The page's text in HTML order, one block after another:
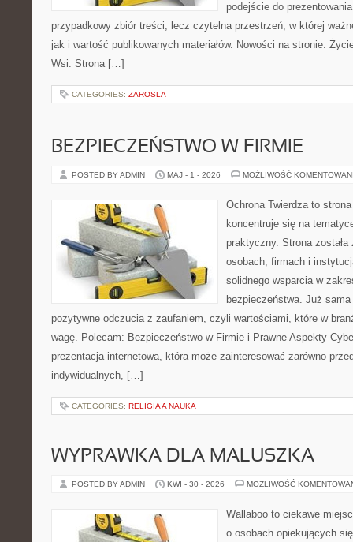
podejście do
przypadkowy zbiór treści, lecz czytelna przestrzeń, w której
jak i wartość publikowanych materiałów. Nowości na stronie:
Wsi. Strona […]
CATEGORIES: ZAROSLA
BEZPIECZEŃSTWO W FIRMIE
POSTED BY ADMIN MAJ - 1 - 2026 MOŻLIWOŚĆ
Ochrona Twierdza to
koncentruje się na
praktyczny. Strona
osobach, firmach i
solidnego wsparcia w
bezpieczeństwa. Już
pozytywne odczucia z zaufaniem, czyli wartościami, które w
wagę. Polecam: Bezpieczeństwo w Firmie i Prawne Aspekty
prezentacja internetowa, która może zainteresować zarówno
indywidualnych, […]
CATEGORIES: RELIGIA A NAUKA
WYPRAWKA DLA MALUSZKA
POSTED BY ADMIN KWI - 30 - 2026 MOŻLIWOŚĆ
Wallaboo to ciekawe
o osobach opiekujących